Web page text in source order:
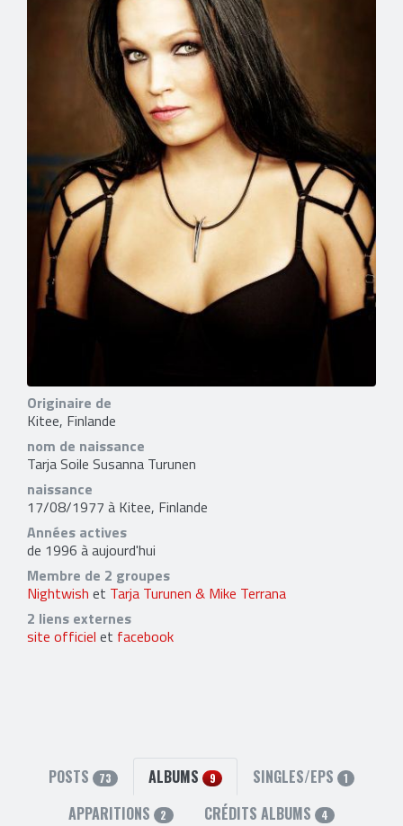
Originaire de
Kitee, Finlande
nom de naissance
Tarja Soile Susanna Turunen
naissance
17/08/1977 à Kitee, Finlande
Années actives
de 1996 à aujourd'hui
Membre de 2 groupes
Nightwish et Tarja Turunen & Mike Terrana
2 liens externes
site officiel et facebook
POSTS 73 ALBUMS 9 SINGLES/EPS 1
APPARITIONS 2 CRÉDITS ALBUMS 4